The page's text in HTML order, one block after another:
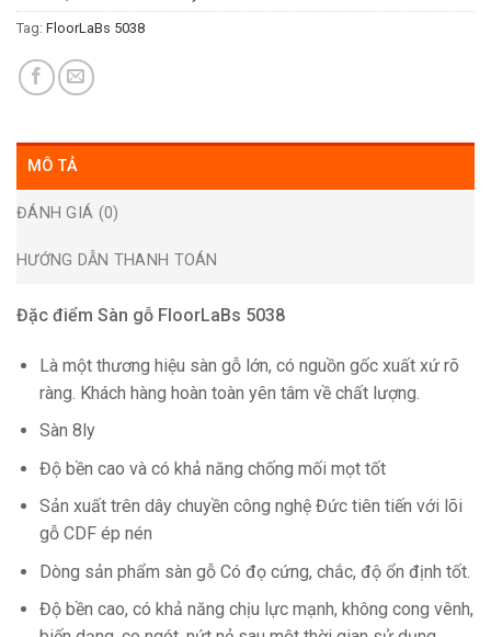
Tag: FloorLaBs 5038
MÔ TẢ
ĐÁNH GIÁ (0)
HƯỚNG DẪN THANH TOÁN
Đặc điểm Sàn gỗ FloorLaBs 5038
Là một thương hiệu sàn gỗ lớn, có nguồn gốc xuất xứ rõ
ràng. Khách hàng hoàn toàn yên tâm về chất lượng.
Sàn 8ly
Độ bền cao và có khả năng chống mối mọt tốt
Sản xuất trên dây chuyền công nghệ Đức tiên tiến với lõi
gỗ CDF ép nén
Dòng sản phẩm sàn gỗ Có đọ cứng, chắc, độ ổn định tốt.
Độ bền cao, có khả năng chịu lực mạnh, không cong vênh,